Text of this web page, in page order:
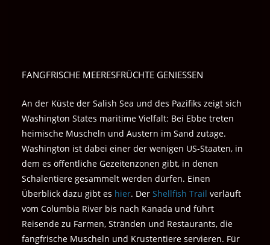
FANGFRISCHE MEERESFRÜCHTE GENIESSEN
An der Küste der Salish Sea und des Pazifiks zeigt sich
Washington States maritime Vielfalt: Bei Ebbe treten
heimische Muscheln und Austern im Sand zutage.
Washington ist dabei einer der wenigen US-Staaten, in
dem es öffentliche Gezeitenzonen gibt, in denen
Schalentiere gesammelt werden dürfen. Einen
Überblick dazu gibt es hier. Der Shellfish Trail verläuft
vom Columbia River bis nach Kanada und führt
Reisende zu Farmen, Stränden und Restaurants, die
fangfrische Muscheln und Krustentiere servieren. Für